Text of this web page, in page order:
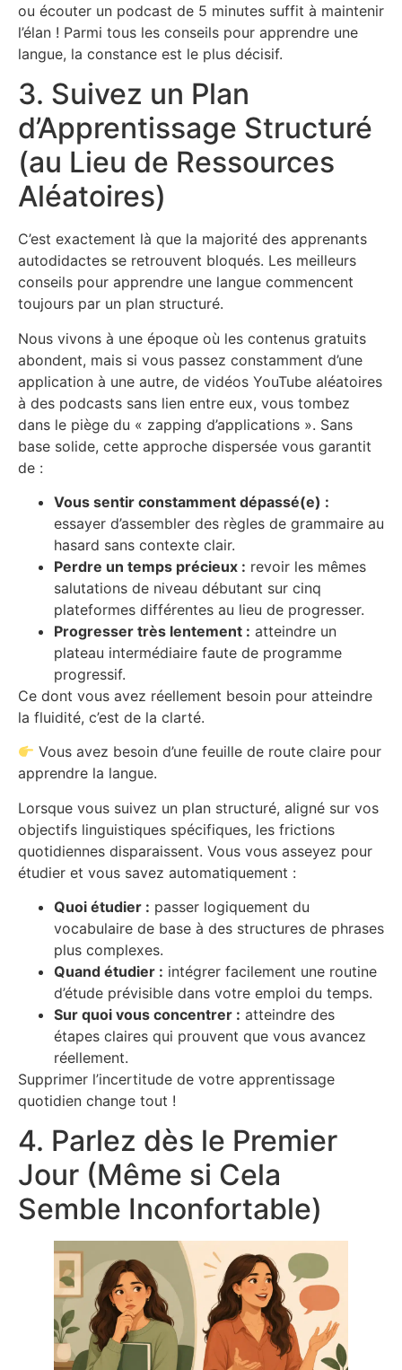
ou écouter un podcast de 5 minutes suffit à maintenir
l’élan ! Parmi tous les conseils pour apprendre une
langue, la constance est le plus décisif.
3. Suivez un Plan
d’Apprentissage Structuré
(au Lieu de Ressources
Aléatoires)
C’est exactement là que la majorité des apprenants
autodidactes se retrouvent bloqués. Les meilleurs
conseils pour apprendre une langue commencent
toujours par un plan structuré.
Nous vivons à une époque où les contenus gratuits
abondent, mais si vous passez constamment d’une
application à une autre, de vidéos YouTube aléatoires
à des podcasts sans lien entre eux, vous tombez
dans le piège du « zapping d’applications ». Sans
base solide, cette approche dispersée vous garantit
de :
Vous sentir constamment dépassé(e) :
essayer d’assembler des règles de grammaire au
hasard sans contexte clair.
Perdre un temps précieux : revoir les mêmes
salutations de niveau débutant sur cinq
plateformes différentes au lieu de progresser.
Progresser très lentement : atteindre un
plateau intermédiaire faute de programme
progressif.
Ce dont vous avez réellement besoin pour atteindre
la fluidité, c’est de la clarté.
Vous avez besoin d’une feuille de route claire pour
apprendre la langue.
Lorsque vous suivez un plan structuré, aligné sur vos
objectifs linguistiques spécifiques, les frictions
quotidiennes disparaissent. Vous vous asseyez pour
étudier et vous savez automatiquement :
Quoi étudier : passer logiquement du
vocabulaire de base à des structures de phrases
plus complexes.
Quand étudier : intégrer facilement une routine
d’étude prévisible dans votre emploi du temps.
Sur quoi vous concentrer : atteindre des
étapes claires qui prouvent que vous avancez
réellement.
Supprimer l’incertitude de votre apprentissage
quotidien change tout !
4. Parlez dès le Premier
Jour (Même si Cela
Semble Inconfortable)